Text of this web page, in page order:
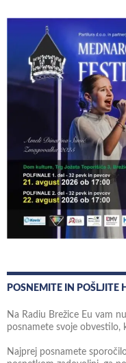
POSNEMITE IN POŠLJITE
Na Radiu Brežice Eu vam
posnamete svoje obvestilo,
Najprej posnamete